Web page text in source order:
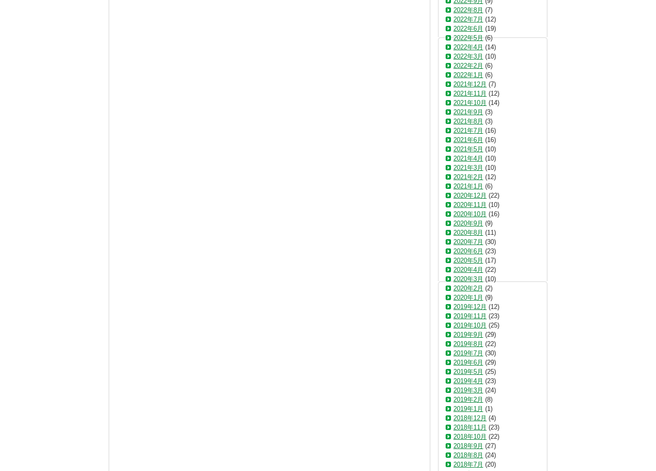
2022年8月 (7)
2022年7月 (12)
2022年6月 (19)
2022年5月 (6)
2022年4月 (14)
2022年3月 (10)
2022年2月 (6)
2022年1月 (6)
2021年12月 (7)
2021年11月 (12)
2021年10月 (14)
2021年9月 (3)
2021年8月 (3)
2021年7月 (16)
2021年6月 (16)
2021年5月 (10)
2021年4月 (10)
2021年3月 (10)
2021年2月 (12)
2021年1月 (6)
2020年12月 (22)
2020年11月 (10)
2020年10月 (16)
2020年9月 (9)
2020年8月 (11)
2020年7月 (30)
2020年6月 (23)
2020年5月 (17)
2020年4月 (22)
2020年3月 (10)
2020年2月 (2)
2020年1月 (9)
2019年12月 (12)
2019年11月 (23)
2019年10月 (25)
2019年9月 (29)
2019年8月 (22)
2019年7月 (30)
2019年6月 (29)
2019年5月 (25)
2019年4月 (23)
2019年3月 (24)
2019年2月 (8)
2019年1月 (1)
2018年12月 (4)
2018年11月 (23)
2018年10月 (22)
2018年9月 (27)
2018年8月 (24)
2018年7月 (20)